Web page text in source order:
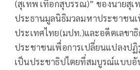
(สุเทพ เทือกสุบรรณ)” ของนายสุ
ประธานมูลนิธิมวลมหาประชาชน
ประเทศไทย(มปท.)และอดีตเลขา
ประชาชนเพื่อการเปลี่ยนแปลงป
เป็นประชาธิปไตยที่สมบูรณ์แบบ